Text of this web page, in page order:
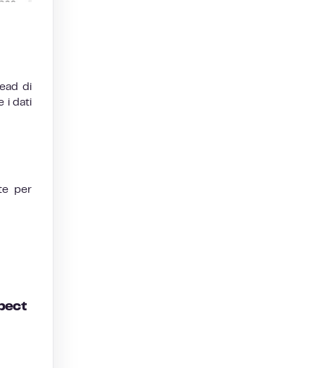
di
i dati
per